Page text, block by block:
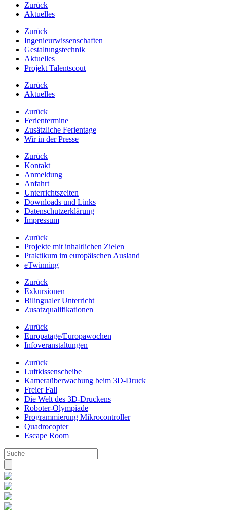
Zurück
Aktuelles
Zurück
Ingenieurwissenschaften
Gestaltungstechnik
Aktuelles
Projekt Talentscout
Zurück
Aktuelles
Zurück
Ferientermine
Zusätzliche Ferientage
Wir in der Presse
Zurück
Kontakt
Anmeldung
Anfahrt
Unterrichtszeiten
Downloads und Links
Datenschutzerklärung
Impressum
Zurück
Projekte mit inhaltlichen Zielen
Praktikum im europäischen Ausland
eTwinning
Zurück
Exkursionen
Bilingualer Unterricht
Zusatzqualifikationen
Zurück
Europatage/Europawochen
Infoveranstaltungen
Zurück
Luftkissenscheibe
Kameraüberwachung beim 3D-Druck
Freier Fall
Die Welt des 3D-Druckens
Roboter-Olympiade
Programmierung Mikrocontroller
Quadrocopter
Escape Room